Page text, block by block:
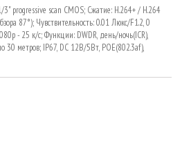
progressive scan CMOS; Сжатие: H.264+ / H.264
87°); Чувствительность: 0.01 Люкс/F1.2, 0
- 25 к/с; Функции: DWDR, день/ночь(ICR),
30 метров; IP67, DC 12В/5Вт, POE(802.3af),